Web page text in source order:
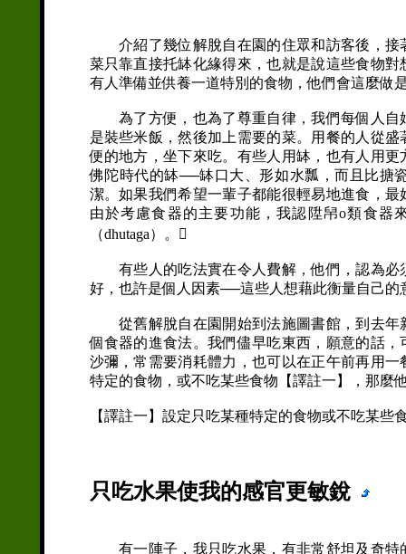
介紹了幾位解脫自在園的住眾和訪客後，接
菜只靠直接托缽化緣得來，也就是說這些食物
有人準備並供養一道特別的食物，他們會這麼做
為了方便，也為了尊重自律，我們每個人自
是裝些米飯，然後加上需要的菜。用餐的人從
便的地方，坐下來吃。有些人用缽，也有人用
佛陀時代的缽──缽口大、形如水瓢，而且比搪
潔。如果我們希望一輩子都能很輕易地進食，
由於考慮食器的主要功能，我認陞帠o類食器
（dhutaga）。
有些人的吃法實在令人費解，他們，認為必
好，也許是個人因素──這些人想藉此衡量自己的
從舊解脫自在園開始到法施圖書館，到去年
個食器的進食法。我們儘早吃東西，願意的話
沙彌，常需要消耗體力，也可以在正午前再用
特定的食物，或不吃某些食物【譯註一】，那麼
【譯註一】設定只吃某種特定的食物或不吃某
只吃水果使我的感官更敏銳
有一陣子，我只吃水果，有非常舒坦及奇特